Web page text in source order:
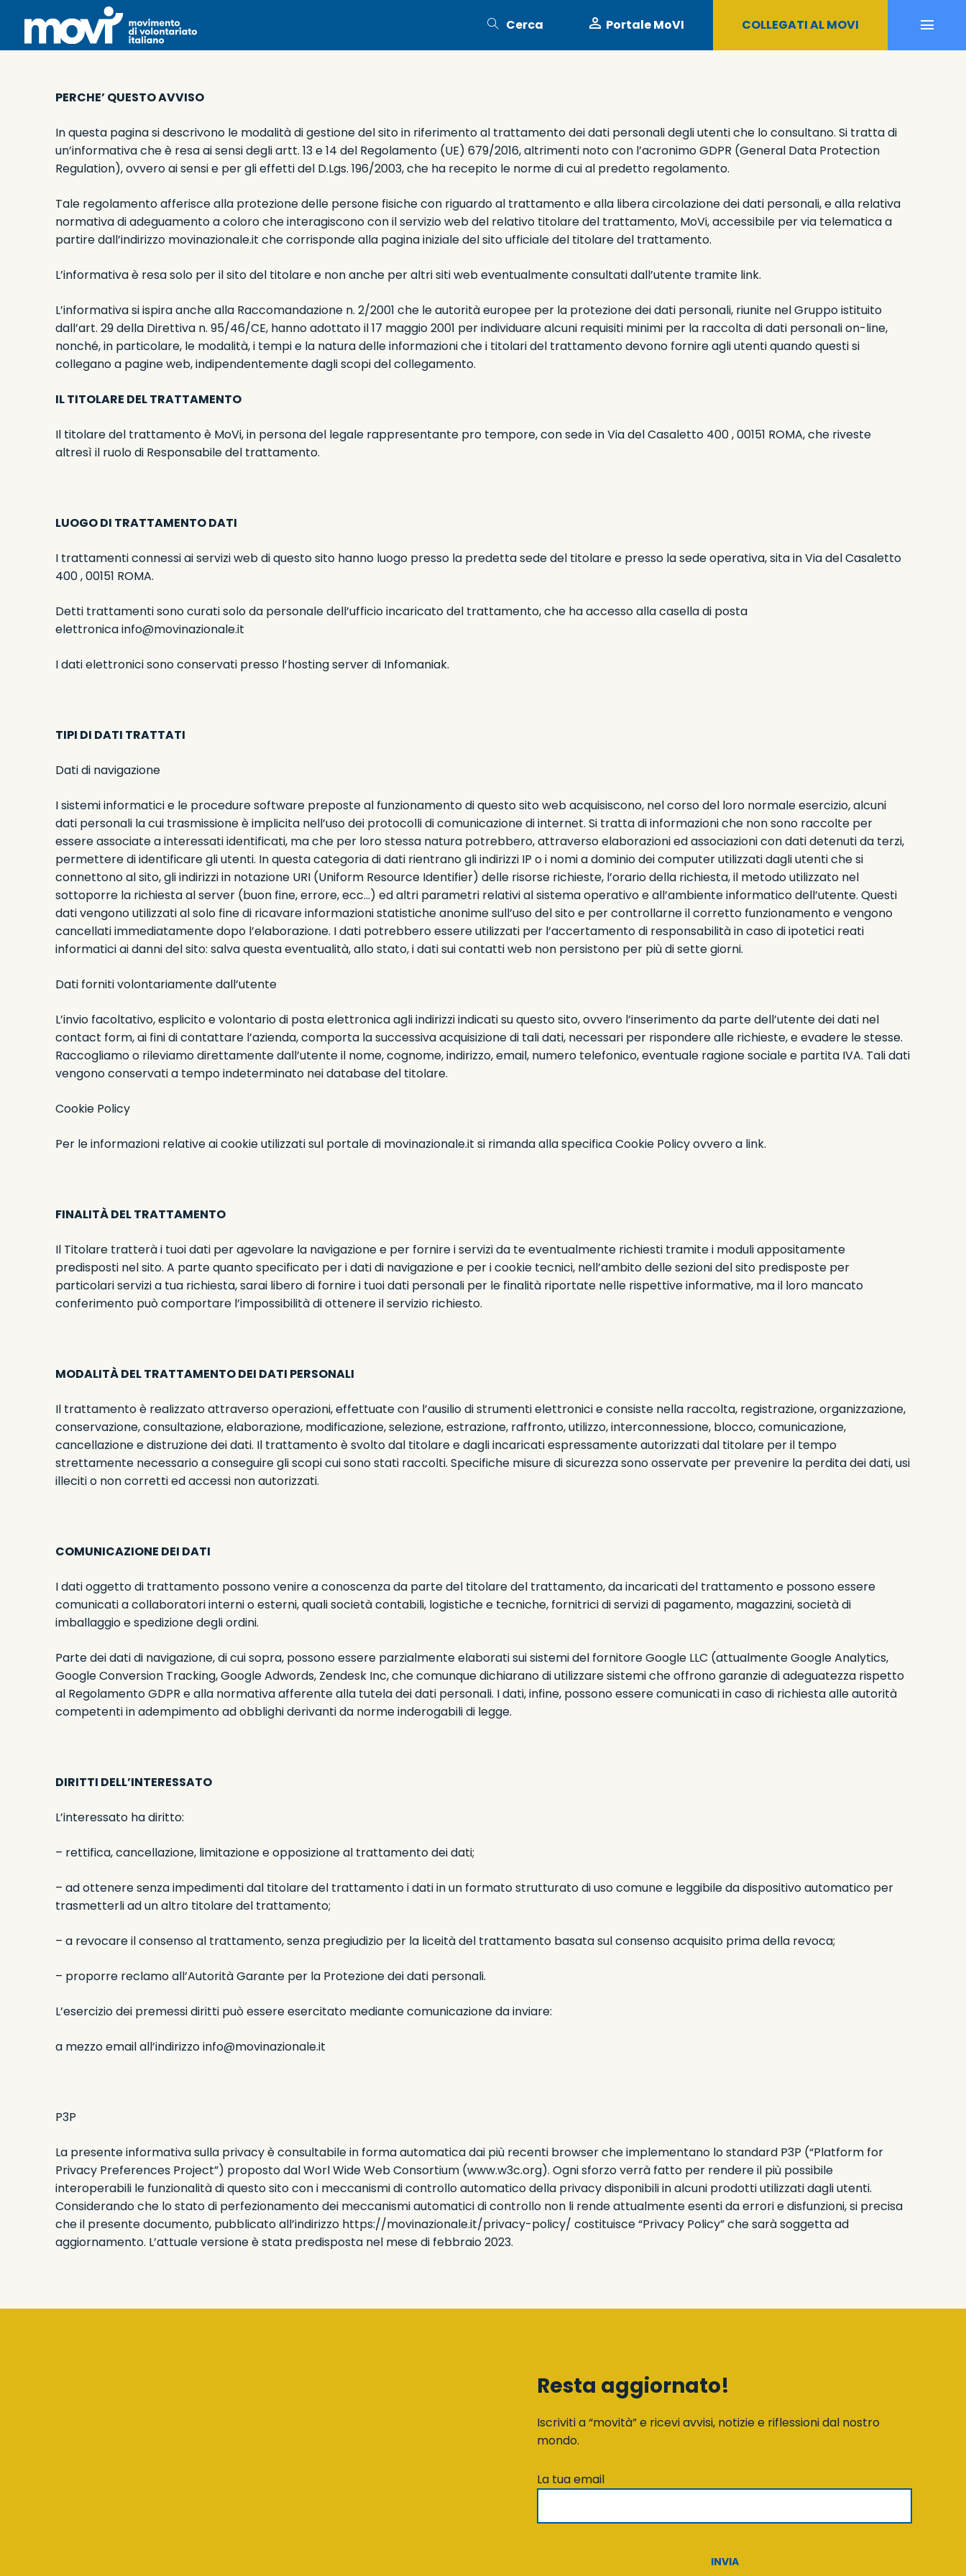
COLLEGATI AL MOVI
person Portale MoVI
Cerca
PERCHE’ QUESTO AVVISO
In questa pagina si descrivono le modalità di gestione del sito in riferimento al trattamento dei dati personali degli utenti che lo consultano. Si tratta di
un’informativa che è resa ai sensi degli artt. 13 e 14 del Regolamento (UE) 679/2016, altrimenti noto con l’acronimo GDPR (General Data Protection
Regulation), ovvero ai sensi e per gli effetti del D.Lgs. 196/2003, che ha recepito le norme di cui al predetto regolamento.
Tale regolamento afferisce alla protezione delle persone fisiche con riguardo al trattamento e alla libera circolazione dei dati personali, e alla relativa
normativa di adeguamento a coloro che interagiscono con il servizio web del relativo titolare del trattamento, MoVi, accessibile per via telematica a
partire dall’indirizzo movinazionale.it che corrisponde alla pagina iniziale del sito ufficiale del titolare del trattamento.
L’informativa è resa solo per il sito del titolare e non anche per altri siti web eventualmente consultati dall’utente tramite link.
L’informativa si ispira anche alla Raccomandazione n. 2/2001 che le autorità europee per la protezione dei dati personali, riunite nel Gruppo istituito
dall’art. 29 della Direttiva n. 95/46/CE, hanno adottato il 17 maggio 2001 per individuare alcuni requisiti minimi per la raccolta di dati personali on-line,
nonché, in particolare, le modalità, i tempi e la natura delle informazioni che i titolari del trattamento devono fornire agli utenti quando questi si
collegano a pagine web, indipendentemente dagli scopi del collegamento.
IL TITOLARE DEL TRATTAMENTO
Il titolare del trattamento è MoVi, in persona del legale rappresentante pro tempore, con sede in Via del Casaletto 400 , 00151 ROMA, che riveste
altresì il ruolo di Responsabile del trattamento.
LUOGO DI TRATTAMENTO DATI
I trattamenti connessi ai servizi web di questo sito hanno luogo presso la predetta sede del titolare e presso la sede operativa, sita in Via del Casaletto
400 , 00151 ROMA.
Detti trattamenti sono curati solo da personale dell’ufficio incaricato del trattamento, che ha accesso alla casella di posta
elettronicainfo@movinazionale.it
I dati elettronici sono conservati presso l’hosting server di Infomaniak.
TIPI DI DATI TRATTATI
Dati di navigazione
I sistemi informatici e le procedure software preposte al funzionamento di questo sito web acquisiscono, nel corso del loro normale esercizio, alcuni
dati personali la cui trasmissione è implicita nell’uso dei protocolli di comunicazione di internet. Si tratta di informazioni che non sono raccolte per
essere associate a interessati identificati, ma che per loro stessa natura potrebbero, attraverso elaborazioni ed associazioni con dati detenuti da terzi,
permettere di identificare gli utenti. In questa categoria di dati rientrano gli indirizzi IP o i nomi a dominio dei computer utilizzati dagli utenti che si
connettono al sito, gli indirizzi in notazione URI (Uniform Resource Identifier) delle risorse richieste, l’orario della richiesta, il metodo utilizzato nel
sottoporre la richiesta al server (buon fine, errore, ecc…) ed altri parametri relativi al sistema operativo e all’ambiente informatico dell’utente. Questi
dati vengono utilizzati al solo fine di ricavare informazioni statistiche anonime sull’uso del sito e per controllarne il corretto funzionamento e vengono
cancellati immediatamente dopo l’elaborazione. I dati potrebbero essere utilizzati per l’accertamento di responsabilità in caso di ipotetici reati
informatici ai danni del sito: salva questa eventualità, allo stato, i dati sui contatti web non persistono per più di sette giorni.
Dati forniti volontariamente dall’utente
L’invio facoltativo, esplicito e volontario di posta elettronica agli indirizzi indicati su questo sito, ovvero l’inserimento da parte dell’utente dei dati nel
contact form, ai fini di contattare l’azienda, comporta la successiva acquisizione di tali dati, necessari per rispondere alle richieste, e evadere le stesse.
Raccogliamo o rileviamo direttamente dall’utente il nome, cognome, indirizzo, email, numero telefonico, eventuale ragione sociale e partita IVA. Tali dati
vengono conservati a tempo indeterminato nei database del titolare.
Cookie Policy
Per le informazioni relative ai cookie utilizzati sul portale di movinazionale.it si rimanda alla specifica Cookie Policy ovvero a link.
FINALITÀ DEL TRATTAMENTO
Il Titolare tratterà i tuoi dati per agevolare la navigazione e per fornire i servizi da te eventualmente richiesti tramite i moduli appositamente
predisposti nel sito. A parte quanto specificato per i dati di navigazione e per i cookie tecnici, nell’ambito delle sezioni del sito predisposte per
particolari servizi a tua richiesta, sarai libero di fornire i tuoi dati personali per le finalità riportate nelle rispettive informative, ma il loro mancato
conferimento può comportare l’impossibilità di ottenere il servizio richiesto.
MODALITÀ DEL TRATTAMENTO DEI DATI PERSONALI
Il trattamento è realizzato attraverso operazioni, effettuate con l’ausilio di strumenti elettronici e consiste nella raccolta, registrazione, organizzazione,
conservazione, consultazione, elaborazione, modificazione, selezione, estrazione, raffronto, utilizzo, interconnessione, blocco, comunicazione,
cancellazione e distruzione dei dati. Il trattamento è svolto dal titolare e dagli incaricati espressamente autorizzati dal titolare per il tempo
strettamente necessario a conseguire gli scopi cui sono stati raccolti. Specifiche misure di sicurezza sono osservate per prevenire la perdita dei dati, usi
illeciti o non corretti ed accessi non autorizzati.
COMUNICAZIONE DEI DATI
I dati oggetto di trattamento possono venire a conoscenza da parte del titolare del trattamento, da incaricati del trattamento e possono essere
comunicati a collaboratori interni o esterni, quali società contabili, logistiche e tecniche, fornitrici di servizi di pagamento, magazzini, società di
imballaggio e spedizione degli ordini.
Parte dei dati di navigazione, di cui sopra, possono essere parzialmente elaborati sui sistemi del fornitore Google LLC (attualmente Google Analytics,
Google Conversion Tracking, Google Adwords, Zendesk Inc, che comunque dichiarano di utilizzare sistemi che offrono garanzie di adeguatezza rispetto
al Regolamento GDPR e alla normativa afferente alla tutela dei dati personali. I dati, infine, possono essere comunicati in caso di richiesta alle autorità
competenti in adempimento ad obblighi derivanti da norme inderogabili di legge.
DIRITTI DELL’INTERESSATO
L’interessato ha diritto:
– rettifica, cancellazione, limitazione e opposizione al trattamento dei dati;
– ad ottenere senza impedimenti dal titolare del trattamento i dati in un formato strutturato di uso comune e leggibile da dispositivo automatico per
trasmetterli ad un altro titolare del trattamento;
– a revocare il consenso al trattamento, senza pregiudizio per la liceità del trattamento basata sul consenso acquisito prima della revoca;
– proporre reclamo all’Autorità Garante per la Protezione dei dati personali.
L’esercizio dei premessi diritti può essere esercitato mediante comunicazione da inviare:
a mezzo email all’indirizzoinfo@movinazionale.it
P3P
La presente informativa sulla privacy è consultabile in forma automatica dai più recenti browser che implementano lo standard P3P (“Platform for
Privacy Preferences Project”) proposto dal Worl Wide Web Consortium (www.w3c.org). Ogni sforzo verrà fatto per rendere il più possibile
interoperabili le funzionalità di questo sito con i meccanismi di controllo automatico della privacy disponibili in alcuni prodotti utilizzati dagli utenti.
Considerando che lo stato di perfezionamento dei meccanismi automatici di controllo non li rende attualmente esenti da errori e disfunzioni, si precisa
che il presente documento, pubblicato all’indirizzo https://movinazionale.it/privacy-policy/ costituisce “Privacy Policy” che sarà soggetta ad
aggiornamento. L’attuale versione è stata predisposta nel mese di febbraio 2023.
Resta aggiornato!
Iscriviti a “movità” e ricevi avvisi, notizie e riflessioni dal nostro
mondo.
La tua email